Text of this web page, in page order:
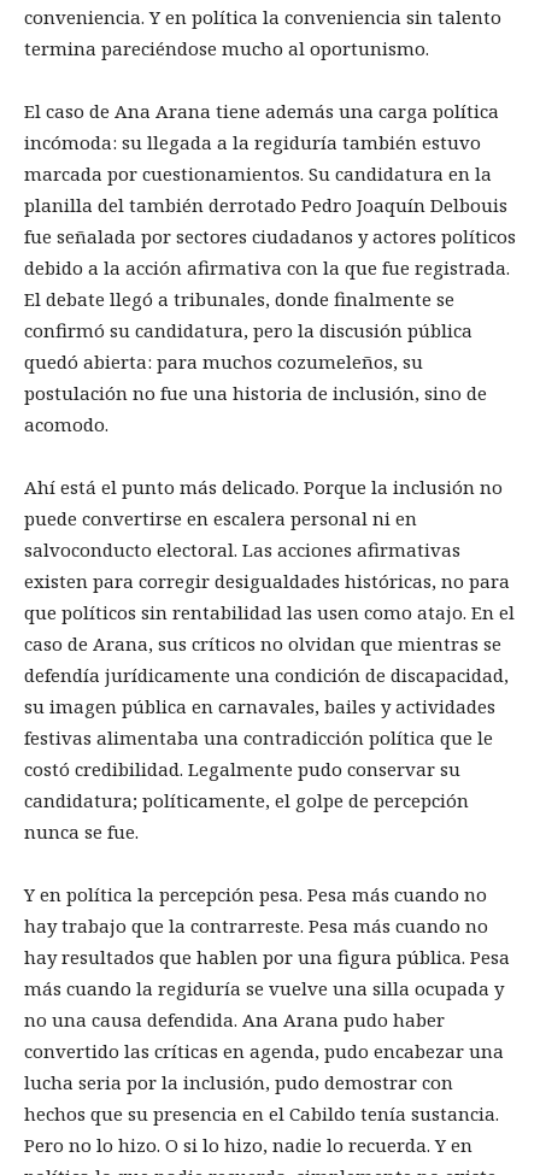
conveniencia. Y en política la conveniencia sin talento
termina pareciéndose mucho al oportunismo.
El caso de Ana Arana tiene además una carga política
incómoda: su llegada a la regiduría también estuvo
marcada por cuestionamientos. Su candidatura en la
planilla del también derrotado Pedro Joaquín Delbouis
fue señalada por sectores ciudadanos y actores políticos
debido a la acción afirmativa con la que fue registrada.
El debate llegó a tribunales, donde finalmente se
confirmó su candidatura, pero la discusión pública
quedó abierta: para muchos cozumeleños, su
postulación no fue una historia de inclusión, sino de
acomodo.
Ahí está el punto más delicado. Porque la inclusión no
puede convertirse en escalera personal ni en
salvoconducto electoral. Las acciones afirmativas
existen para corregir desigualdades históricas, no para
que políticos sin rentabilidad las usen como atajo. En el
caso de Arana, sus críticos no olvidan que mientras se
defendía jurídicamente una condición de discapacidad,
su imagen pública en carnavales, bailes y actividades
festivas alimentaba una contradicción política que le
costó credibilidad. Legalmente pudo conservar su
candidatura; políticamente, el golpe de percepción
nunca se fue.
Y en política la percepción pesa. Pesa más cuando no
hay trabajo que la contrarreste. Pesa más cuando no
hay resultados que hablen por una figura pública. Pesa
más cuando la regiduría se vuelve una silla ocupada y
no una causa defendida. Ana Arana pudo haber
convertido las críticas en agenda, pudo encabezar una
lucha seria por la inclusión, pudo demostrar con
hechos que su presencia en el Cabildo tenía sustancia.
Pero no lo hizo. O si lo hizo, nadie lo recuerda. Y en